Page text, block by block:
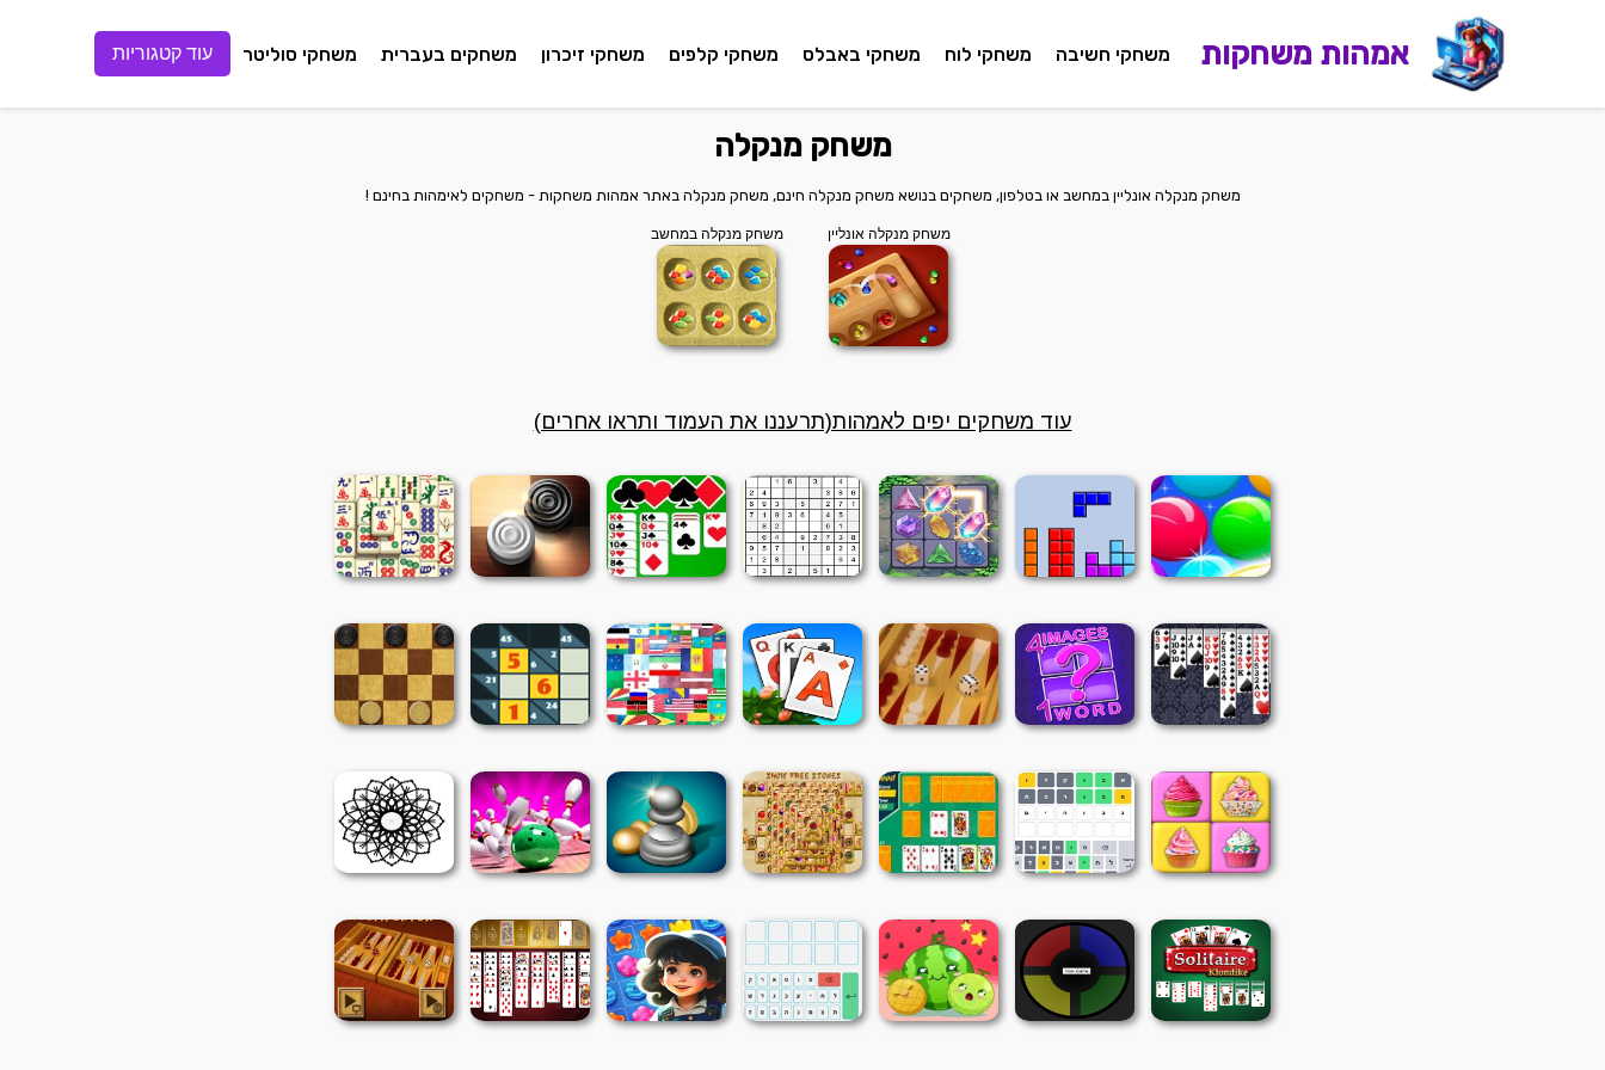
אמהות משחקות משחקי חשיבה משחקי לוח משחקי באבלס משחקי קלפים משחקי זיכרון משחקים בעברית משחקי סוליטר עוד קטגוריות
משחק מנקלה
משחק מנקלה אונליין במחשב או בטלפון, משחקים בנושא משחק מנקלה חינם, משחק מנקלה באתר אמהות משחקות - משחקים לאימהות בחינם !
משחק מנקלה אונליין משחק מנקלה במחשב
עוד משחקים יפים לאמהות(תרעננו את העמוד ותראו אחרים)